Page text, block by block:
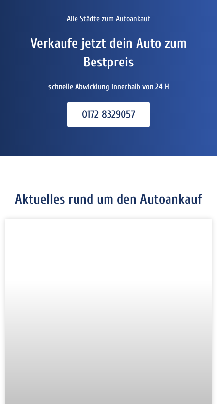
Alle Städte zum Autoankauf
Verkaufe jetzt dein Auto zum
Bestpreis
schnelle Abwicklung innerhalb von 24 H
0172 8329057
Aktuelles rund um den Autoankauf